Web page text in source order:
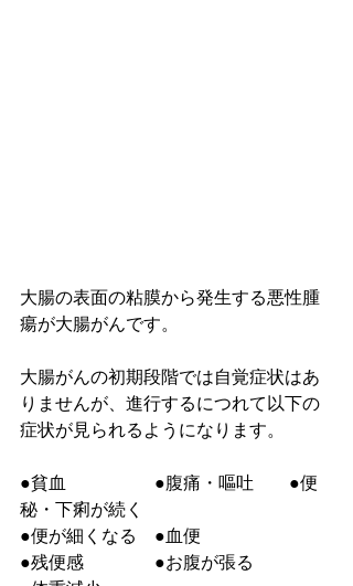
大腸の表面の粘膜から発生する悪性腫
瘍が大腸がんです。
大腸がんの初期段階では自覚症状はあ
りませんが、進行するにつれて以下の
症状が見られるようになります。
●貧血　　　　　●腹痛・嘔吐　　●便
秘・下痢が続く
●便が細くなる　●血便
●残便感　　　　●お腹が張る